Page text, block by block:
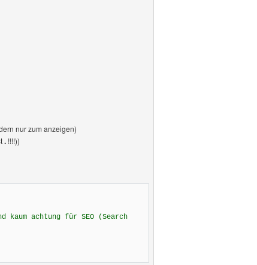
nur zum anzeigen)
. !!!!))
kaum achtung für SEO (Search